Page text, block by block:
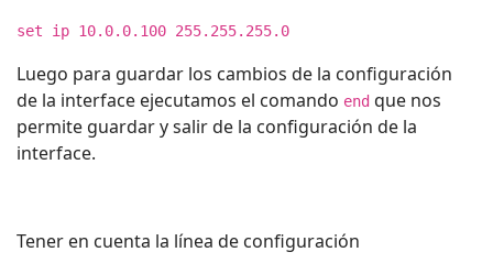
set ip 10.0.0.100 255.255.255.0
Luego para guardar los cambios de la configuración
de la interface ejecutamos el comando end que nos
permite guardar y salir de la configuración de la
interface.
Tener en cuenta la línea de configuración